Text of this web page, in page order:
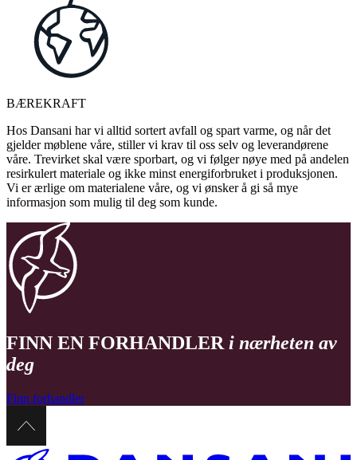
BÆREKRAFT
Hos Dansani har vi alltid sortert avfall og spart varme, og når det
gjelder møblene våre, stiller vi krav til oss selv og leverandørene
våre. Trevirket skal være sporbart, og vi følger nøye med på andelen
resirkulert materiale og ikke minst energiforbruket i produksjonen.
Vi er ærlige om materialene våre, og vi ønsker å gi så mye
informasjon som mulig til deg som kunde.
FINN EN FORHANDLER i nærheten av
deg
Finn forhandler